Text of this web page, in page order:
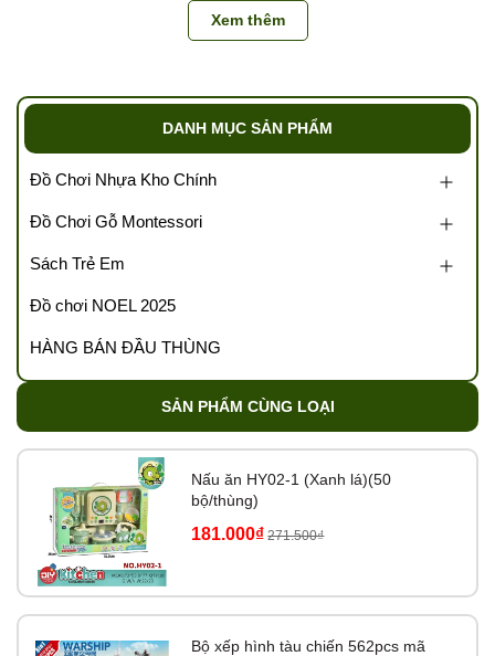
hành đổi trả cho khách hàng
Liên hệ Hotline để giải đáp mọi thắc mắc về sản phẩm:
💌 Cám ơn sự đồng hành của quý đại lý cùngTổng kho
https://tongkhotutikids.com/
Tags: Tổng kho đồ chơi, sỉ đồ chơi trẻ em, kho đồ chơi trẻ
chơi, kho sách trẻ em, v….v
Xem thêm
DANH MỤC SẢN PHẨM
Đồ Chơi Nhựa Kho Chính
Đồ Chơi Gỗ Montessori
Sách Trẻ Em
Đồ chơi NOEL 2025
HÀNG BÁN ĐẦU THÙNG
SẢN PHẨM CÙNG LOẠI
Nấu ăn HY02-1 (Xanh lá)(50
bộ/thùng)
181.000₫ 271.500₫
Bộ xếp hình tàu chiến 562pcs mã